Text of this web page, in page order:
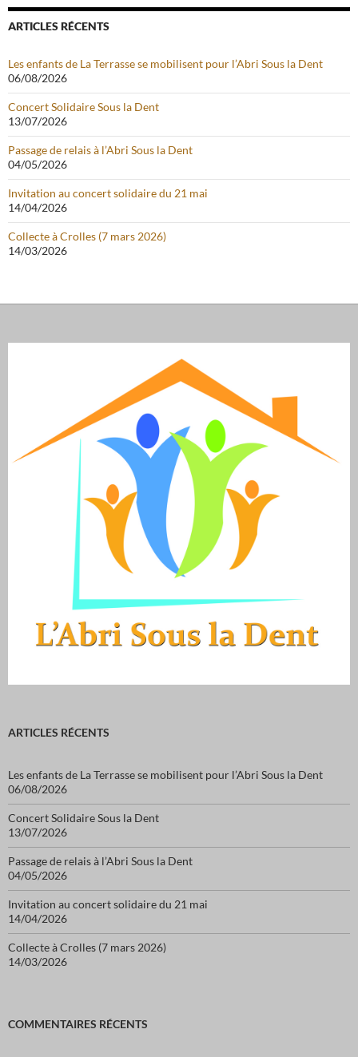
ARTICLES RÉCENTS
Les enfants de La Terrasse se mobilisent pour l’Abri Sous la Dent
06/08/2026
Concert Solidaire Sous la Dent
13/07/2026
Passage de relais à l’Abri Sous la Dent
04/05/2026
Invitation au concert solidaire du 21 mai
14/04/2026
Collecte à Crolles (7 mars 2026)
14/03/2026
ARTICLES RÉCENTS
Les enfants de La Terrasse se mobilisent pour l’Abri Sous la Dent
06/08/2026
Concert Solidaire Sous la Dent
13/07/2026
Passage de relais à l’Abri Sous la Dent
04/05/2026
Invitation au concert solidaire du 21 mai
14/04/2026
Collecte à Crolles (7 mars 2026)
14/03/2026
COMMENTAIRES RÉCENTS